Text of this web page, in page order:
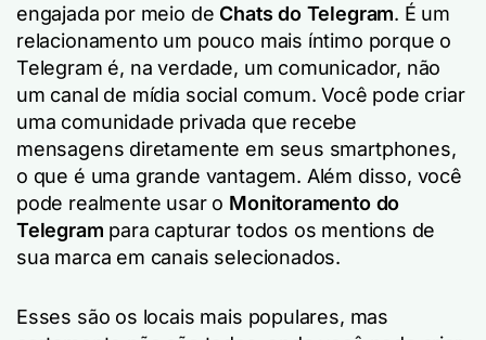
engajada por meio de Chats do Telegram. É um
relacionamento um pouco mais íntimo porque o
Telegram é, na verdade, um comunicador, não
um canal de mídia social comum. Você pode criar
uma comunidade privada que recebe
mensagens diretamente em seus smartphones,
o que é uma grande vantagem. Além disso, você
pode realmente usar o Monitoramento do
Telegram para capturar todos os mentions de
sua marca em canais selecionados.
Esses são os locais mais populares, mas